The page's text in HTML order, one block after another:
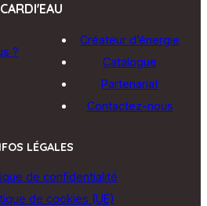
CARDI'EAU
?
Créateur d’énergie
Catalogue
Partenariat
Contactez-nous
LÉGALES
de confidentialité
de cookies (UE)